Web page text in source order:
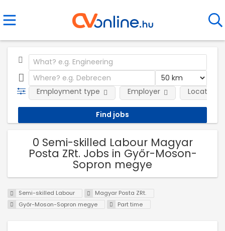
Employment type Employer Location
0 Semi-skilled Labour Magyar
Posta ZRt. Jobs in Győr-Moson-
Sopron megye
Semi-skilled Labour
Magyar Posta ZRt.
Győr-Moson-Sopron megye
Part time